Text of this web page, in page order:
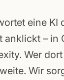
eine KI
anklickt – in
Wer
Wir